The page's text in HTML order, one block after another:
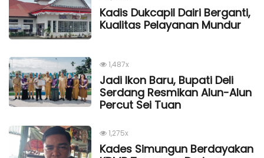
Kadis Dukcapil Dairi Berganti,
Kualitas Pelayanan Mundur
1,487x
Jadi Ikon Baru, Bupati Deli
Serdang Resmikan Alun-Alun
Percut Sei Tuan
1,275x
Kades Simungun Berdayakan